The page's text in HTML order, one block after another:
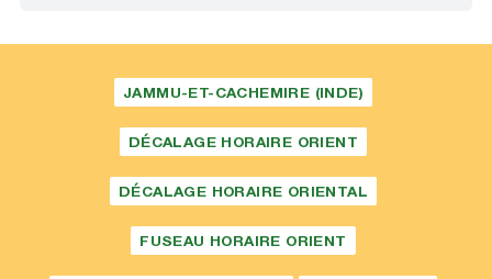
JAMMU-ET-CACHEMIRE (INDE)
DÉCALAGE HORAIRE ORIENT
DÉCALAGE HORAIRE ORIENTAL
FUSEAU HORAIRE ORIENT